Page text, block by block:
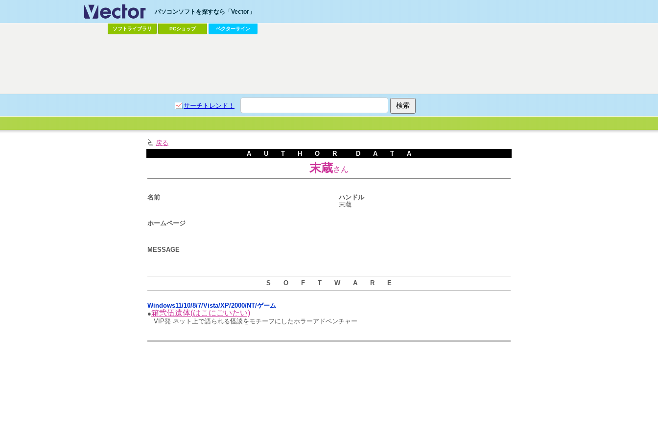
パソコンソフトを探すなら「Vector」
ソフトライブラリ PCショップ ベクターサイン
サーチトレンド！
戻る
A U T H O R D A T A
末蔵さん
名前
ハンドル
末蔵
ホームページ
MESSAGE
S O F T W A R E
Windows11/10/8/7/Vista/XP/2000/NT/ゲーム
●箱弐伍遺体(はこにごいたい)
VIP発 ネット上で語られる怪談をモチーフにしたホラーアドベンチャー